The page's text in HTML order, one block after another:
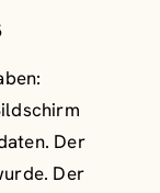
Der
Der